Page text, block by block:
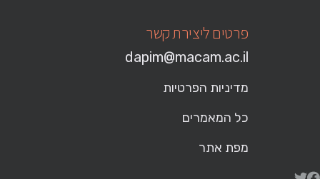
פרטים ליצירת קשר
dapim@macam.ac.il
מדיניות הפרטיות
כל המאמרים
מפת אתר